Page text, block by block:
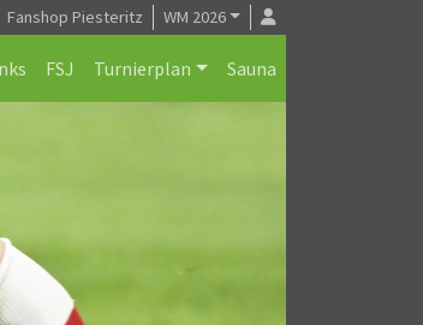
Fanshop Piesteritz WM 2026
FSJ Turnierplan Sauna